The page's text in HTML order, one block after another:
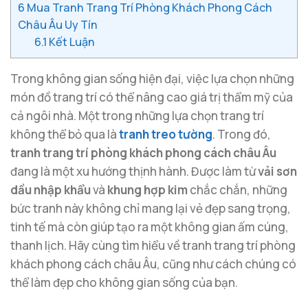
6 Mua Tranh Trang Trí Phòng Khách Phong Cách
Châu Âu Uy Tín
6.1 Kết Luận
Trong không gian sống hiện đại, việc lựa chọn những
món đồ trang trí có thể nâng cao giá trị thẩm mỹ của
cả ngôi nhà. Một trong những lựa chọn trang trí
không thể bỏ qua làtranh treo tường. Trong đó,
tranh trang trí phòng khách phong cách châu Âu
đang là một xu hướng thịnh hành. Được làm từvải sơn
dầu nhập khẩuvà khung hợp kimchắc chắn, những
bức tranh này không chỉ mang lại vẻ đẹp sang trọng,
tinh tế mà còn giúp tạo ra một không gian ấm cúng,
thanh lịch. Hãy cùng tìm hiểu về tranh trang trí phòng
khách phong cách châu Âu, cũng như cách chúng có
thể làm đẹp cho không gian sống của bạn.